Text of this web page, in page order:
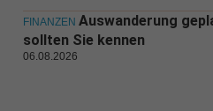
FINANZEN Auswanderung
sollten Sie kennen
06.08.2026